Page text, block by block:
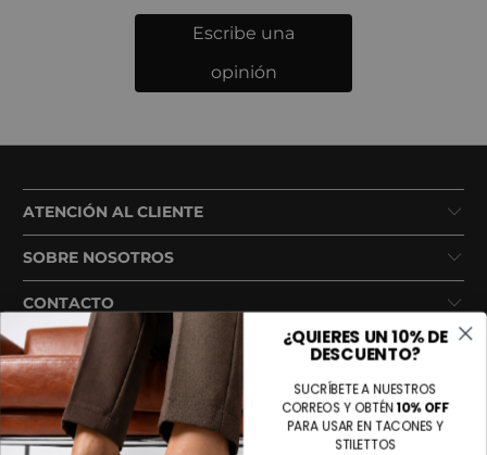
Escribe una
opinión
ATENCIÓN AL CLIENTE
SOBRE NOSOTROS
CONTACTO
¿QUIERES UN 10% DE
DESCUENTO?
SUCRÍBETE A NUESTROS
CORREOS Y OBTÉN10% OFF
PARA USAR EN TACONES Y
STILETTOS